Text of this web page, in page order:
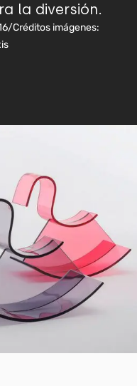
la diversión.
/Créditos imágenes: